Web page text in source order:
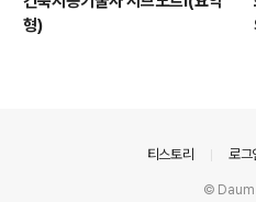
형)
티스토리 로그
© Daum